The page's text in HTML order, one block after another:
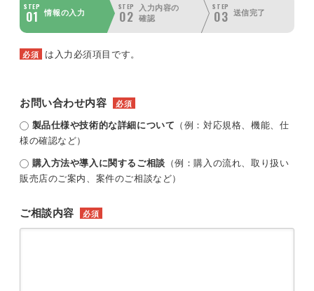
STEP
01 情報の入力
STEP
02
入力内容の
確認
STEP
03 送信完了
必須 は入力必須項目です。
お問い合わせ内容 必須
製品仕様や技術的な詳細について （例：対応規格、機能、仕
様の確認など）
購入方法や導入に関するご相談 （例：購入の流れ、取り扱い
販売店のご案内、案件のご相談など）
ご相談内容 必須